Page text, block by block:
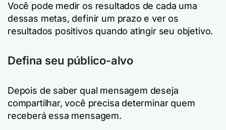
Você pode medir os resultados de cada uma
dessas metas, definir um prazo e ver os
resultados positivos quando atingir seu objetivo.
Defina seu público-alvo
Depois de saber qual mensagem deseja
compartilhar, você precisa determinar quem
receberá essa mensagem.